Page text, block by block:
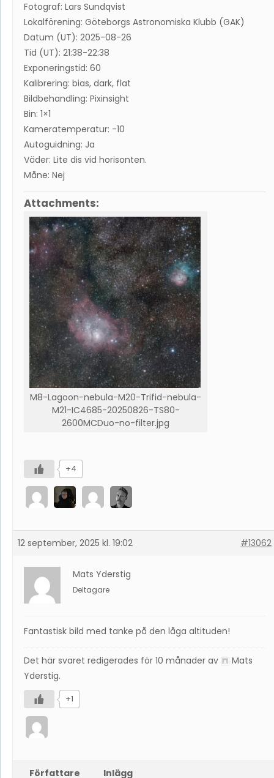
Fotograf: Lars Sundqvist
Lokalförening: Göteborgs Astronomiska Klubb (GAK)
Datum (UT): 2025-08-26
Tid (UT): 21:38-22:38
Exponeringstid: 60
Kalibrering: bias, dark, flat
Bildbehandling: Pixinsight
Bin: 1×1
Kameratemperatur: -10
Autoguidning: Ja
Väder: Lite dis vid horisonten.
Måne: Nej
Attachments:
M8-Lagoon-nebula-M20-Trifid-nebula-
M21-IC4685-20250826-TS80-
2600MCDuo-no-filter.jpg
+4
12 september, 2025 kl. 19:02 #13062
Mats Yderstig
Deltagare
Fantastisk bild med tanke på den låga altituden!
Det här svaret redigerades för 10 månader av
Mats
Yderstig.
+1
Författare Inlägg